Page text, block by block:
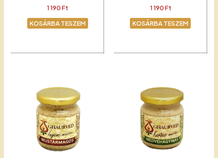
1 190Ft
KOSÁRBA TESZEM
1 190Ft
KOSÁRBA TESZEM